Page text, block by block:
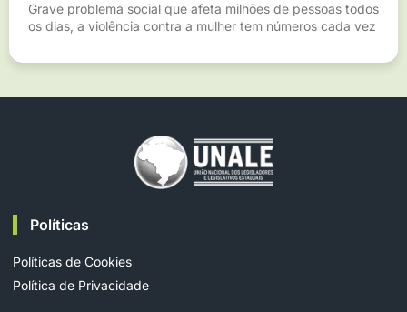
Grave problema social que afeta milhões de pessoas todos
os dias, a violência contra a mulher tem números cada vez
Políticas
Políticas de Cookies
Política de Privacidade